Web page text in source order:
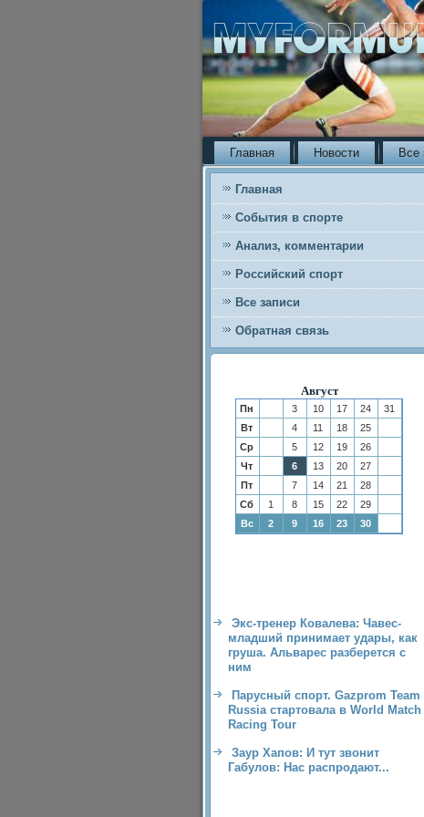
Главная Новости Все
Главная
События в спорте
Анализ, комментарии
Российский спорт
Все записи
Обратная связь
Август
Пн 3 10 17 24
31
Вт
4 11 18
25
Ср
5 12 19
26
Чт
6 13 20
27
Пт
7 14 21
28
Сб
1 8 15 22
29
Вс
2 9 16 23 30
Экс-тренер Ковалева: Чавес-
младший принимает удары, как
груша. Альварес разберется с
ним
Парусный спорт. Gazprom Team
Russia стартовала в World Match
Racing Tour
Заур Хапов: И тут звонит
Габулов: Нас распродают...